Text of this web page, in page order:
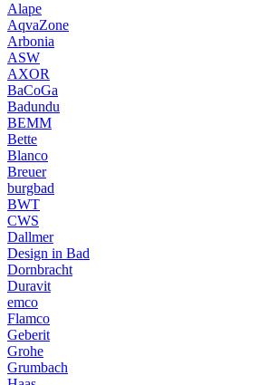
Alape
AqvaZone
Arbonia
ASW
AXOR
BaCoGa
Badundu
BEMM
Bette
Blanco
Breuer
burgbad
BWT
CWS
Dallmer
Design in Bad
Dornbracht
Duravit
emco
Flamco
Geberit
Grohe
Grumbach